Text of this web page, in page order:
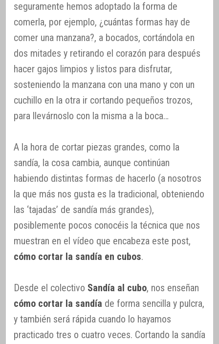
seguramente hemos adoptado la forma de
comerla, por ejemplo, ¿cuántas formas hay de
comer una manzana?, a bocados, cortándola en
dos mitades y retirando el corazón para después
hacer gajos limpios y listos para disfrutar,
sosteniendo la manzana con una mano y con un
cuchillo en la otra ir cortando pequeños trozos,
para llevárnoslo con la misma a la boca…
A la hora de cortar piezas grandes, como la
sandía, la cosa cambia, aunque continúan
habiendo distintas formas de hacerlo (a nosotros
la que más nos gusta es la tradicional, obteniendo
las ‘tajadas’ de sandía más grandes),
posiblemente pocos conocéis la técnica que nos
muestran en el vídeo que encabeza este post,
cómo cortar la sandía en cubos.
Desde el colectivo Sandía al cubo, nos enseñan
cómo cortar la sandía de forma sencilla y pulcra,
y también será rápida cuando lo hayamos
practicado tres o cuatro veces. Cortando la sandía